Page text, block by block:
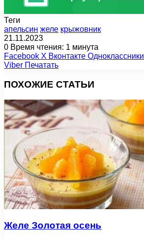
Теги
апельсин желе крыжовник
21.11.2023
0 Время чтения: 1 минута
Facebook X Вконтакте Одноклассники
Viber Печатать
ПОХОЖИЕ СТАТЬИ
Желе Золотая осень